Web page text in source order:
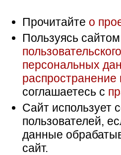
Прочитайте о
Пользуясь
персональных
соглашаетесь с
Сайт использует
пользователей,
данные
сайт.